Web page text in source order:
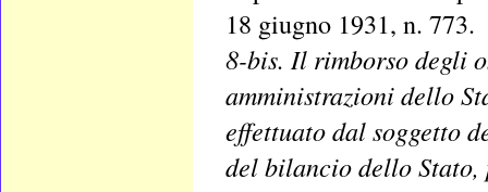
18 giugno 1931, n. 773.
8-bis. Il rimborso degli
amministrazioni dello
effettuato dal soggetto
del bilancio dello Stato,